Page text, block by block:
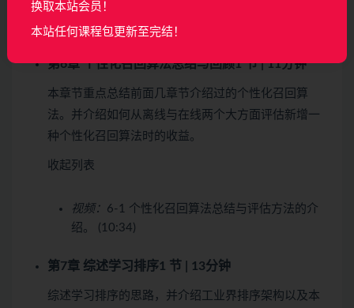
视频：
(19:08)
第6章 个性化召回算法总结与回顾1 节 | 11分钟
本章节重点总结前面几章节介绍过的个性化召回算
法。并介绍如何从离线与在线两个大方面评估新增一
种个性化召回算法时的收益。
收起列表
视频： 6-1 个性化召回算法总结与评估方法的介
绍。 (10:34)
第7章 综述学习排序1 节 | 13分钟
综述学习排序的思路，并介绍工业界排序架构以及本
换取本站会员！
本站任何课程包更新至完结！